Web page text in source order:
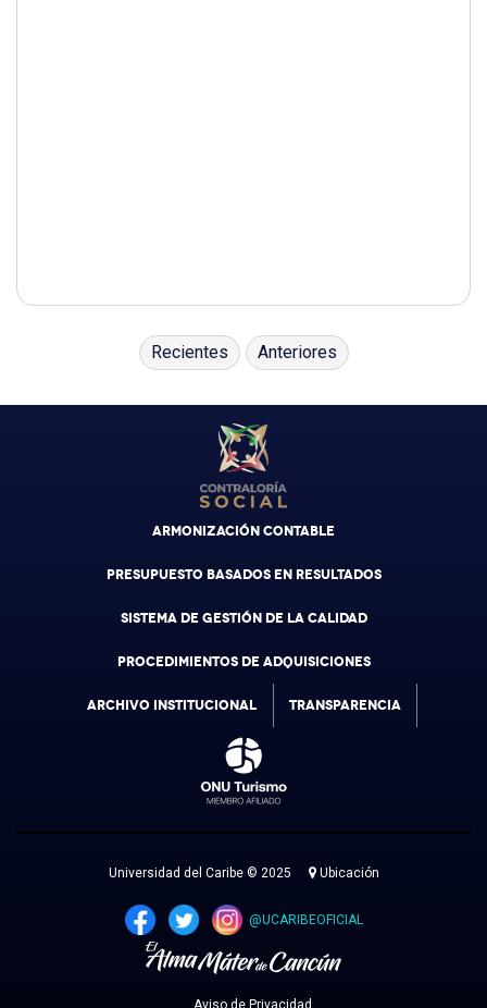
Recientes Anteriores
ARMONIZACIÓN CONTABLE
PRESUPUESTO BASADOS EN RESULTADOS
SISTEMA DE GESTIÓN DE LA CALIDAD
PROCEDIMIENTOS DE ADQUISICIONES
ARCHIVO INSTITUCIONAL TRANSPARENCIA
Universidad del Caribe © 2025 Ubicación
@UCARIBEOFICIAL
Aviso de Privacidad